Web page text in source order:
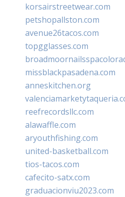
korsairstreetwear.com
petshopallston.com
avenue26tacos.com
topgglasses.com
missblackpasadena.com
anneskitchen.org
reefrecordsllc.com
alawaffle.com
aryouthfishing.com
united-basketball.com
tios-tacos.com
cafecito-satx.com
graduacionviu2023.com